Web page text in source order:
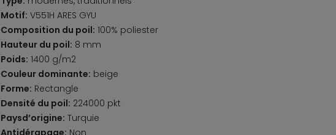
Motif: V551H ARES GYU
Composition du poil: 100% poliester
Hauteur du poil: 8 mm
Poids: 1400 g/m2
Couleur dominante: beige
Forme: Rectangle
Densité du poil: 224000 pkt
Paysd’origine: Turquie
Antidérapage: Non